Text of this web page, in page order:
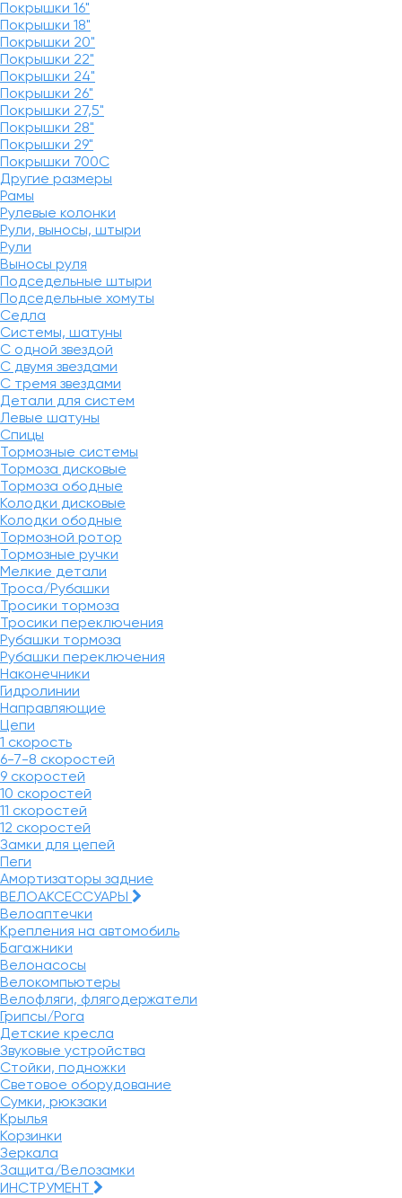
Покрышки 16"
Покрышки 18"
Покрышки 20"
Покрышки 22"
Покрышки 24"
Покрышки 26"
Покрышки 27,5"
Покрышки 28"
Покрышки 29"
Покрышки 700C
Другие размеры
Рамы
Рулевые колонки
Рули, выносы, штыри
Рули
Выносы руля
Подседельные штыри
Подседельные хомуты
Седла
Системы, шатуны
С одной звездой
С двумя звездами
С тремя звездами
Детали для систем
Левые шатуны
Спицы
Тормозные системы
Тормоза дисковые
Тормоза ободные
Колодки дисковые
Колодки ободные
Тормозной ротор
Тормозные ручки
Мелкие детали
Троса/Рубашки
Тросики тормоза
Тросики переключения
Рубашки тормоза
Рубашки переключения
Наконечники
Гидролинии
Направляющие
Цепи
1 скорость
6-7-8 скоростей
9 скоростей
10 скоростей
11 скоростей
12 скоростей
Замки для цепей
Пеги
Амортизаторы задние
ВЕЛОАКСЕССУАРЫ
Велоаптечки
Крепления на автомобиль
Багажники
Велонасосы
Велокомпьютеры
Велофляги, флягодержатели
Грипсы/Рога
Детские кресла
Звуковые устройства
Стойки, подножки
Световое оборудование
Сумки, рюкзаки
Крылья
Корзинки
Зеркала
Защита/Велозамки
ИНСТРУМЕНТ